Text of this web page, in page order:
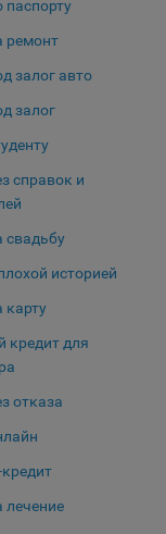
позволит
работы
а также
данных для
ADFOX) -
Yandex
Switzerland.
рекламы,
паспорту
ремонт
залог авто
залог
справок и
свадьбу
историей
карту
кредит для
отказа
лечение